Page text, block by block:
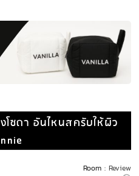
ซดา อันไหนสครับให้ผิว
Room : Review